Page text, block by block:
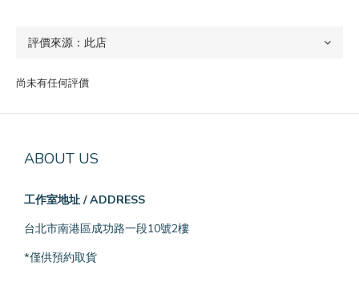
尚未有任何評價
ABOUT US
工作室地址 / ADDRESS
台北市南港區成功路一段10號2樓
*僅供預約取貨